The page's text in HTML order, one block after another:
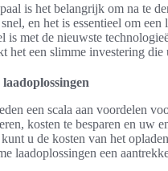
is het belangrijk om na te
en het is essentieel om
is met de nieuwste
het een slimme investering
een scala aan voordelen
kosten te besparen en uw
u de kosten van het
laadoplossingen een